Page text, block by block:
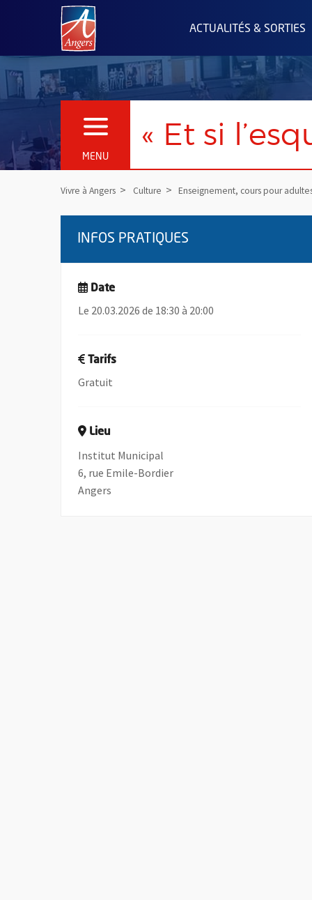
Angers.fr : Retour à l'accueil
ACTUALITÉS & SORTIES
MENU
OUVRIR LE MENU « Et si
Vivre à Angers Culture Enseignement, cours pour
INFOS PRATIQUES
Date
Le 20.03.2026 de 18:30 à 20:00
Tarifs
Gratuit
Lieu
Institut Municipal
6, rue Emile-Bordier
Angers